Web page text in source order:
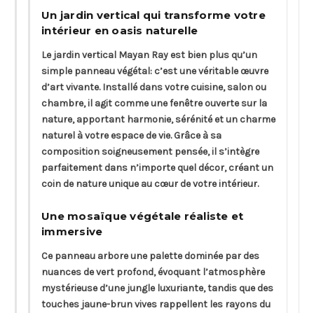
Un jardin vertical qui transforme votre
intérieur en oasis naturelle
Le jardin vertical Mayan Ray est bien plus qu’un
simple panneau végétal: c’est une véritable œuvre
d’art vivante. Installé dans votre cuisine, salon ou
chambre, il agit comme une fenêtre ouverte sur la
nature, apportant harmonie, sérénité et un charme
naturel à votre espace de vie. Grâce à sa
composition soigneusement pensée, il s’intègre
parfaitement dans n’importe quel décor, créant un
coin de nature unique au cœur de votre intérieur.
Une mosaïque végétale réaliste et
immersive
Ce panneau arbore une palette dominée par des
nuances de vert profond, évoquant l’atmosphère
mystérieuse d’une jungle luxuriante, tandis que des
touches jaune-brun vives rappellent les rayons du